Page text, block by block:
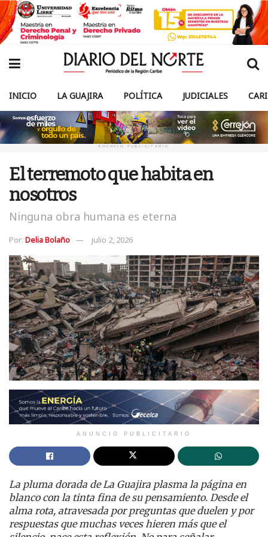
INICIO LA GUAJIRA POLÍTICA JUDICIALES
ANUNCIO PUBLICITARIO
El terremoto que habita en
nosotros
Ninguna obra humana es eterna
Por: Delia Bolaño julio 2, 2026
ANUNCIO PUBLICITARIO
La pluma dorada de La Guajira plasma la página en
blanco con la tinta fina de su pensamiento. Desde el
alma rota, atravesada por preguntas que duelen y por
respuestas que muchas veces hieren más que el